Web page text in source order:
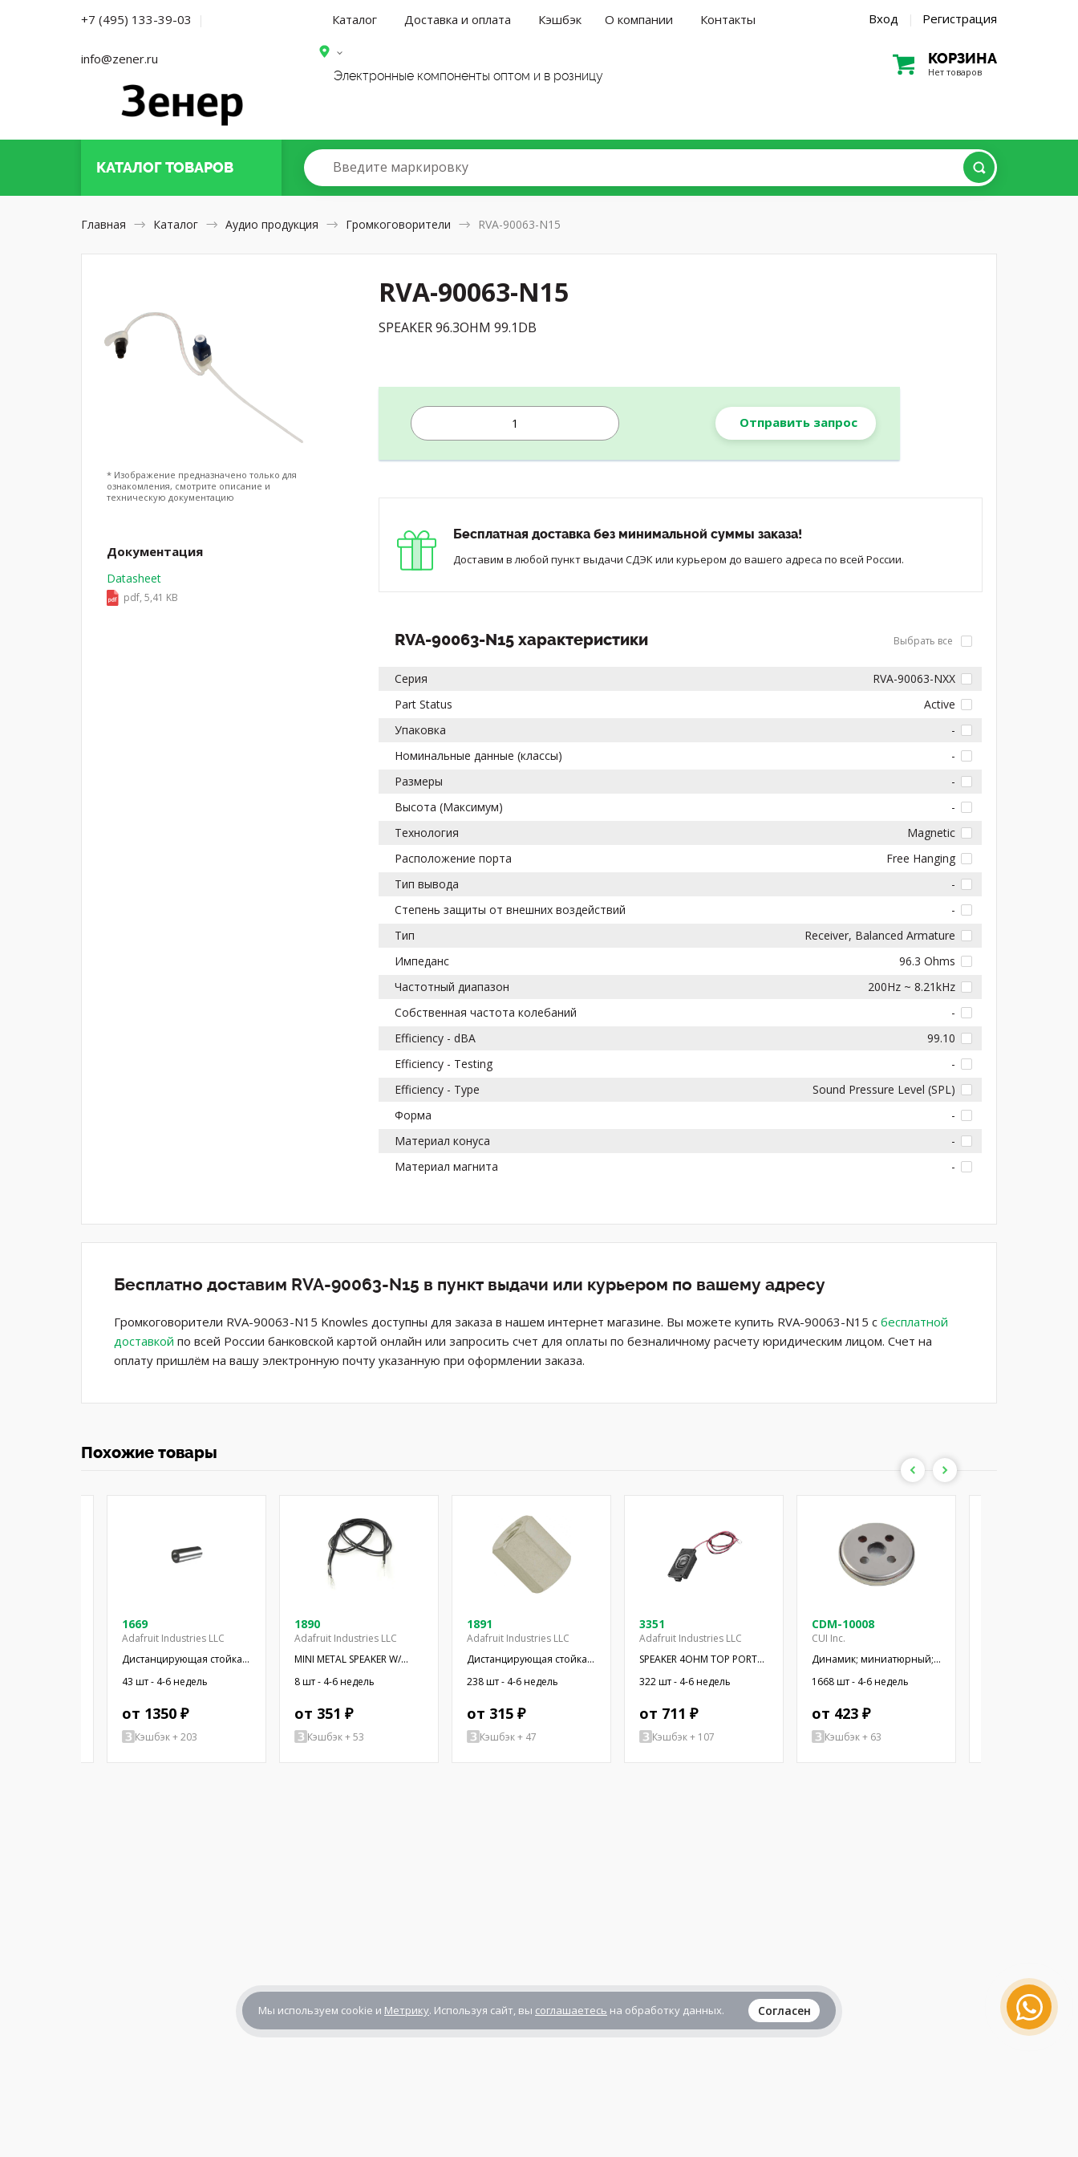
+7 (495) 133-39-03 |
info@zener.ru
Каталог Доставка и оплата Кэшбэк О компании Контакты Вход | Регистрация
Электронные компоненты оптом и в розницу
КОРЗИНА
Нет товаров
КАТАЛОГТОВАРОВ Введите маркировку
Главная Каталог Аудио продукция Громкоговорители RVA-90063-N15
RVA-90063-N15
SPEAKER 96.3OHM 99.1DB
Отправить запрос
Бесплатная доставка без минимальной суммы заказа!
Доставим в любой пункт выдачи СДЭК или курьером до вашего адреса по всей России.
RVA-90063-N15 характеристики Выбрать все
Серия
RVA-90063-NXX
Part Status
Active
Упаковка
-
Номинальные данные (классы)
-
Размеры
-
Высота (Максимум)
-
Технология
Magnetic
Расположение порта
Free Hanging
Тип вывода
-
Степень защиты от внешних воздействий
-
Тип
Receiver, Balanced Armature
Импеданс
96.3 Ohms
Частотный диапазон
200Hz ~ 8.21kHz
Собственная частота колебаний
-
Efficiency - dBA
99.10
Efficiency - Testing
-
Efficiency - Type
Sound Pressure Level (SPL)
Форма
-
Материал конуса
-
Материал магнита
-
* Изображение предназначено только для
ознакомления, смотрите описание и
техническую документацию
Документация
Datasheet
pdf, 5,41 KB
Бесплатно доставим RVA-90063-N15 в пункт выдачи или курьером по вашему адресу
Громкоговорители RVA-90063-N15 Knowles доступны для заказа в нашем интернет магазине. Вы можете купить RVA-90063-N15 с бесплатной
доставкой по всей России банковской картой онлайн или запросить счет для оплаты по безналичному расчету юридическим лицом. Счет на
оплату пришлём на вашу электронную почту указанную при оформлении заказа.
Похожие товары
1669
Adafruit Industries LLC
Дистанцирующая стойка;
38,1мм; цилиндрическая;
латунь; никель
43 шт - 4-6 недель
от 1350 ₽
Кэшбэк + 203
1890
Adafruit Industries LLC
MINI METAL SPEAKER W/
WIRES
8 шт - 4-6 недель
от 351 ₽
Кэшбэк + 53
1891
Adafruit Industries LLC
Дистанцирующая стойка с
резьбой; 6,4мм;
Внутр.резьба: UNC4-40
238 шт - 4-6 недель
от 315 ₽
Кэшбэк + 47
3351
Adafruit Industries LLC
SPEAKER 4OHM TOP PORT
OVAL RECT
322 шт - 4-6 недель
от 711 ₽
Кэшбэк + 107
CDM-10008
CUI Inc.
Динамик; миниатюрный;
300мВт; 8Ом; Ø10x2,9мм;
20кГц; Ø: 10мм; ПЭТ
1668 шт - 4-6 недель
от 423 ₽
Кэшбэк + 63
Мы используем cookie и Метрику. Используя сайт, вы соглашаетесь на обработку данных. Согласен